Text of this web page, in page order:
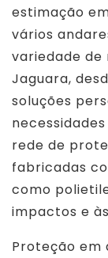
estimação
vários
variedade de
Jaguara,
soluções
rede de
fabricadas
como
impactos e
Proteção em